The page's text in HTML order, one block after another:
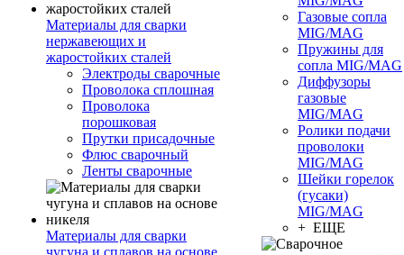
Материалы для сварки
нержавеющих и
жаростойких сталей
Электроды сварочные
Проволока сплошная
Проволока
порошковая
Прутки присадочные
Флюс сварочный
Ленты сварочные
Материалы для сварки
чугуна и сплавов на основе
Газовые сопла
MIG/MAG
Пружины для
сопла MIG/MAG
Диффузоры
газовые
MIG/MAG
Ролики подачи
проволоки
MIG/MAG
Шейки горелок
(гусаки)
MIG/MAG
+ ЕЩЕ